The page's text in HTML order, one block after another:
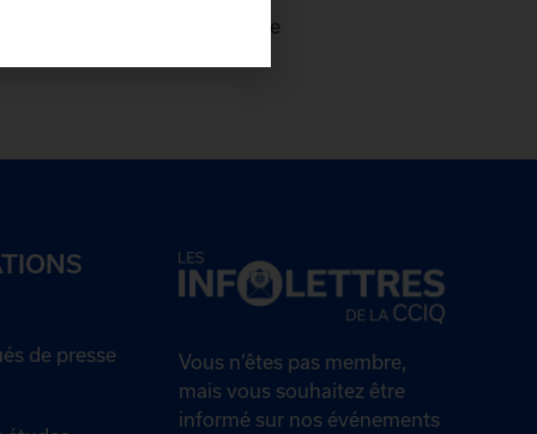
afin de consulter le
de presse
Vous n’êtes pas membre,
mais vous souhaitez être
informé sur nos événements